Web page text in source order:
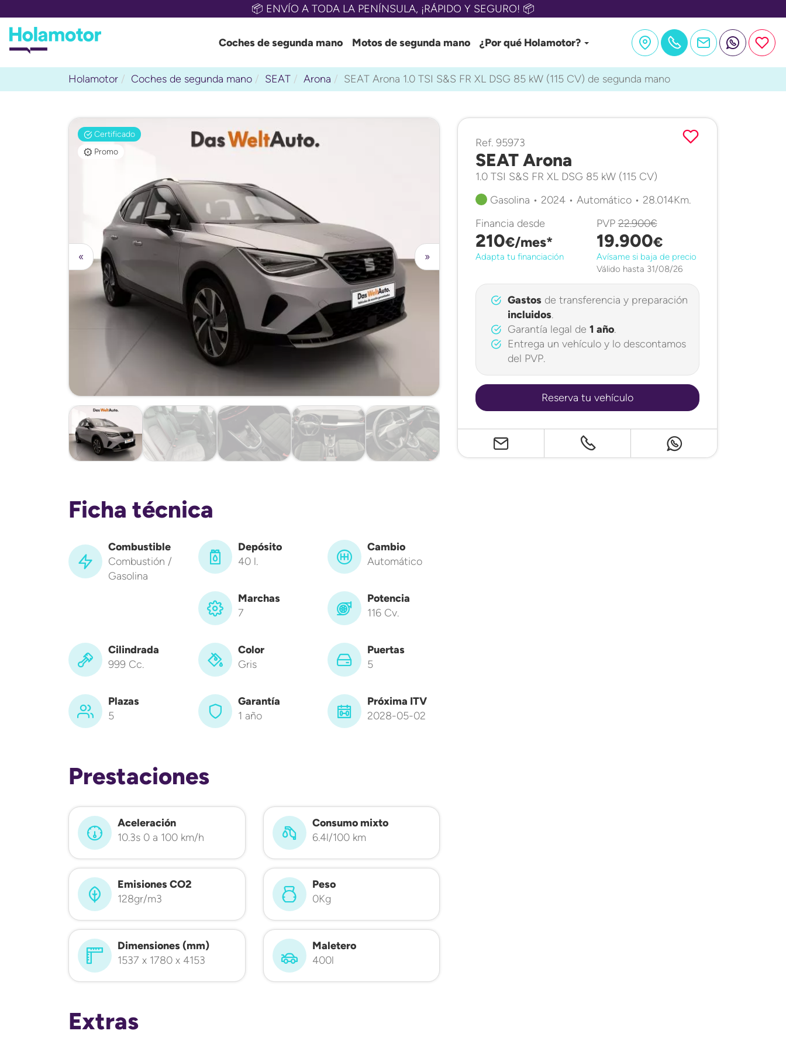
📦 ENVÍO A TODA LA PENÍNSULA, ¡RÁPIDO Y SEGURO! 📦
Coches de segunda mano Motos de segunda mano ¿Por qué Holamotor?
Holamotor Coches de segunda mano SEAT Arona SEAT Arona 1.0 TSI S&S FR XL DSG 85 kW (115 CV) de segunda mano
Certificado
Promo
»
«
Ref. 95973
SEAT Arona
1.0 TSI S&S FR XL DSG 85 kW (115 CV)
Gasolina • 2024 • Automático • 28.014Km.
Financia desde
210€/mes*
Adapta tu financiación
PVP22.900€
19.900€
Avísame si baja de precio
Válido hasta 31/08/26
Gastosde transferencia y preparación
incluidos.
Garantía legal de 1 año.
Entrega un vehículo y lo descontamos
del PVP.
Reserva tu vehículo
Ficha técnica
Combustible
Combustión /
Gasolina
Depósito
40 l.
Cambio
Automático
Marchas
7
Potencia
116 Cv.
Cilindrada
999 Cc.
Color
Gris
Puertas
5
Plazas
5
Garantía
1 año
Próxima ITV
2028-05-02
Prestaciones
Aceleración
10.3s 0 a 100 km/h
Consumo mixto
6.4l/100 km
Emisiones CO2
128gr/m3
Peso
0Kg
Dimensiones (mm)
1537 x 1780 x 4153
Maletero
400l
Extras